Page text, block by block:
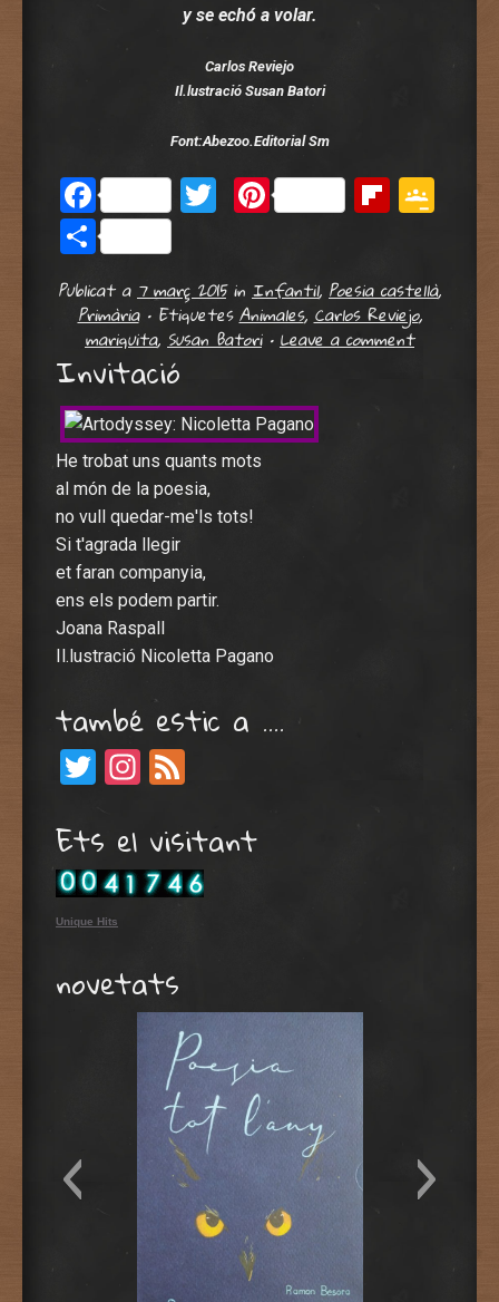
y se echó a volar.
Carlos Reviejo
Il.lustració Susan Batori
Font:Abezoo.Editorial Sm
FacebookTwitterPinterest
Comparteix
Publicat a7 març 2015 in Infantil, Poesia castellà,
Primària • EtiquetesAnimales,Carlos Reviejo,
mariquita, Susan Batori •Leave a comment
Invitació
He trobat uns quants mots
al món de la poesia,
no vull quedar-me'ls tots!
Si t'agrada llegir
et faran companyia,
ens els podem partir.
Joana Raspall
Il.lustració Nicoletta Pagano
també estic a ….
TwitterInstagram
Ets el visitant
Unique Hits
novetats